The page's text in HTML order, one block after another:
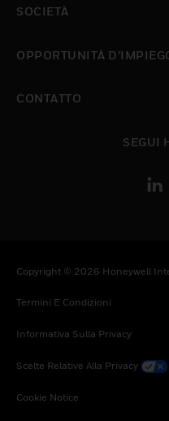
SOCIETÀ
OPPORTUNITÀ
CONTATTO
SEGUI
Copyright © 2026 Honeywell
Termini E Condizioni
Informativa Sulla Privacy
Scelte Relative Alla Privacy
Cookie Notice